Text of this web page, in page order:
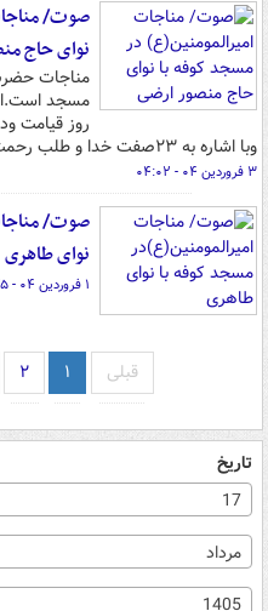
صوت/
نوای حاج
مناجات
مسجد
روز قیامت
وبا اشاره به ۲۳صفت خدا و طلب رحمت پس از ذکر هر صفت پایان می یابد.
۳ فروردین ۰۴ - ۰۴:۰۲
صوت/
نوای طاهری
۱ فروردین ۰۴ - ۰۳:۳۵
قبلی ۱ ۲
تاریخ
17
مرداد
1405